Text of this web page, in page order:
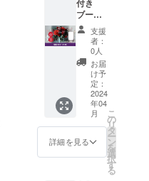
安） カ
ラー：
大まか
なイ
メージ
をお選
びいた
だけま
す。
1、赤ピ
ンク系
2、黄色
オレン
ジ系
3、白グ
素材に
もこだ
わり、
鮮度の
高いお
花はお
手元に
届いて
からも
長く楽
しめま
す。 ま
た、一
に、エ
レガン
トさと
高級感
が溢れ
るデザ
インス
タイル
で、特
別な瞬
間をお
過ごし
いただ
付き
ブーケ
（M）
】
1,200円
お得！
クラウ
ドファ
ンディ
ング特
別価格
で定価
16,500
円(送料
込
み)→15,
支援
者：
0人
お届
け予
定：
2024
年04
月
詳細を見る
こ
の
リ
タ
ー
ン
を
選
択
す
る